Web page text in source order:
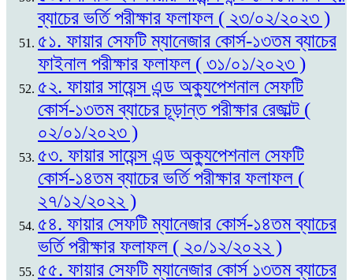
ব্যাচের ভর্তি পরীক্ষার ফলাফল ( ২৩/০২/২০২৩ )
৫১. ফায়ার সেফটি ম্যানেজার কোর্স-১৩তম ব্যাচের
ফাইনাল পরীক্ষার ফলাফল ( ৩১/০১/২০২৩ )
৫২. ফায়ার সায়েন্স এন্ড অক্যুপেশনাল সেফটি
কোর্স-১৩তম ব্যাচের চূড়ান্ত পরীক্ষার রেজাল্ট (
০২/০১/২০২৩ )
৫৩. ফায়ার সায়েন্স এন্ড অক্যুপেশনাল সেফটি
কোর্স-১৪তম ব্যাচের ভর্তি পরীক্ষার ফলাফল (
২৭/১২/২০২২ )
৫৪. ফায়ার সেফটি ম্যানেজার কোর্স-১৪তম ব্যাচের
ভর্তি পরীক্ষার ফলাফল ( ২০/১২/২০২২ )
৫৫. ফায়ার সেফটি ম্যানেজার কোর্স ১৩তম ব্যাচের